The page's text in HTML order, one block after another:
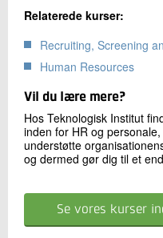
Relaterede kurser:
Recruiting, Screening
Human Resources
Vil du lære mere?
Hos Teknologisk Institut
inden for HR og
understøtte
og dermed gør dig til et
Se vores kurser